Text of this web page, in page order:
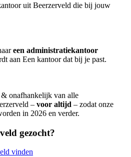
uit Beerzerveld die bij jouw
een administratiekantoor
aan Een kantoor dat bij je past.
onafhankelijk van alle
– voor altijd – zodat onze
in 2026 en verder.
gezocht?
vinden